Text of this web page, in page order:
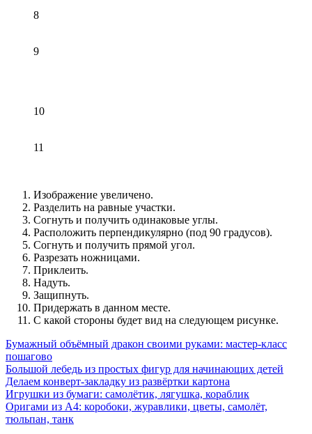
8
9
10
11
Изображение увеличено.
Разделить на равные участки.
Согнуть и получить одинаковые углы.
Расположить перпендикулярно (под 90 градусов).
Согнуть и получить прямой угол.
Разрезать ножницами.
Приклеить.
Надуть.
Защипнуть.
Придержать в данном месте.
С какой стороны будет вид на следующем рисунке.
Бумажный объёмный дракон своими руками: мастер-класс
пошагово
Большой лебедь из простых фигур для начинающих детей
Делаем конверт-закладку из развёртки картона
Игрушки из бумаги: самолётик, лягушка, кораблик
Оригами из А4: коробоки, журавлики, цветы, самолёт,
тюльпан, танк